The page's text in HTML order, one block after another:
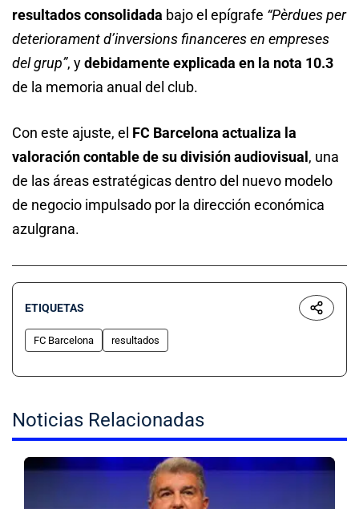
resultados consolidada bajo el epígrafe “Pèrdues per
deteriorament d’inversions financeres en empreses
del grup”, ydebidamente explicada en la nota 10.3
de la memoria anual del club.
Con este ajuste, el FC Barcelona actualiza la
valoración contable de su división audiovisual, una
de las áreas estratégicas dentro del nuevo modelo
de negocio impulsado por la dirección económica
azulgrana.
ETIQUETAS
FC Barcelona resultados
Noticias Relacionadas